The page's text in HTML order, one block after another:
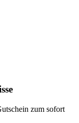
zum sofort